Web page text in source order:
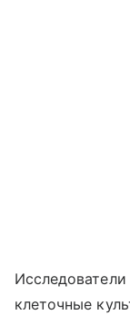
клеточные